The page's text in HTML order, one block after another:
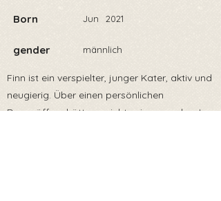
Born
gender
Jun 2021
männlich
Finn ist ein verspielter, junger Kater, aktiv und
neugierig. Über einen persönlichen
Dosenöffner hätte er nichts einzuwenden. Im